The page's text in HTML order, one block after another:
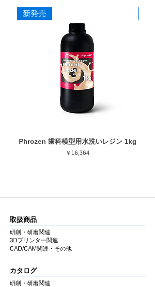
新発売
Phrozen 歯科模型用水洗いレジン 1kg
価格
￥16,364
取扱商品
研削・研磨関連
3Dプリンター関連
CAD/CAM関連・その他
カタログ
研削・研磨関連